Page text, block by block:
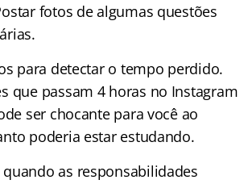
fotos de algumas questões
para detectar o tempo perdido.
que passam 4 horas no Instagram
ser chocante para você ao
poderia estar estudando.
as responsabilidades